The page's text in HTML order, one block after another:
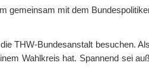
gemeinsam mit dem
THW-Bundesanstalt besuchen.
Wahlkreis hat. Spannend sei